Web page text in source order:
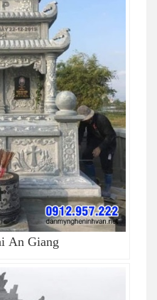
An Giang